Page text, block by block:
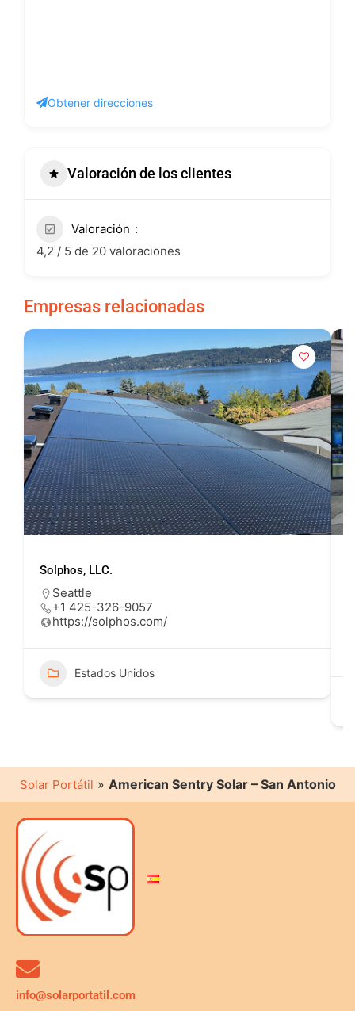
Obtener direcciones
Valoración de los clientes
Valoración
4,2 / 5 de 20 valoraciones
Empresas relacionadas
Solphos, LLC.
Seattle
+1 425-326-9057
https://solphos.com/
Estados Unidos
Solar Portátil » American Sentry Solar – San Antonio
info@solarportatil.com